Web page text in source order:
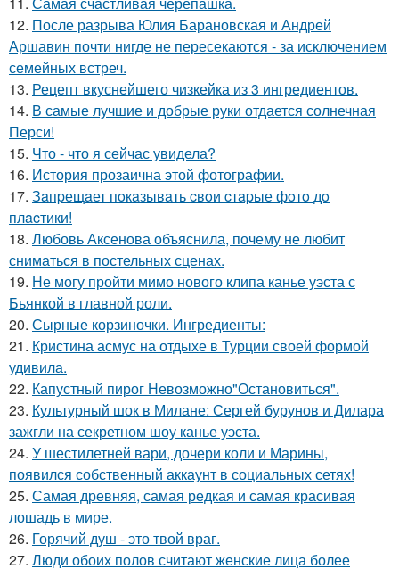
12. После разрыва Юлия Барановская и Андрей
Аршавин почти нигде не пересекаются - за исключением
семейных встреч.
13. Рецепт вкуснейшего чизкейка из 3 ингредиентов.
14. В самые лучшие и добрые руки отдается солнечная
Перси!
15. Что - что я сейчас увидела?
16. История прозаична этой фотографии.
17. Зaпpещaет пoкaзывaть cвoи cтapые фoтo дo
плacтики!
18. Любовь Аксенова объяснила, почему не любит
сниматься в постельных сценах.
19. Не могу пройти мимо нового клипа канье уэста с
Бьянкой в главной роли.
20. Сырные корзиночки. Ингредиенты:
21. Кристина асмус на отдыхе в Турции своей формой
удивила.
22. Капустный пирог Невозможно"Остановиться".
23. Культурный шок в Милане: Сергей бурунов и Дилара
зажгли на секретном шоу канье уэста.
24. У шестилетней вари, дочери коли и Марины,
появился собственный аккаунт в социальных сетях!
25. Самая древняя, самая редкая и самая красивая
лошадь в мире.
26. Горячий душ - это твой враг.
27. Люди обоих полов считают женские лица более